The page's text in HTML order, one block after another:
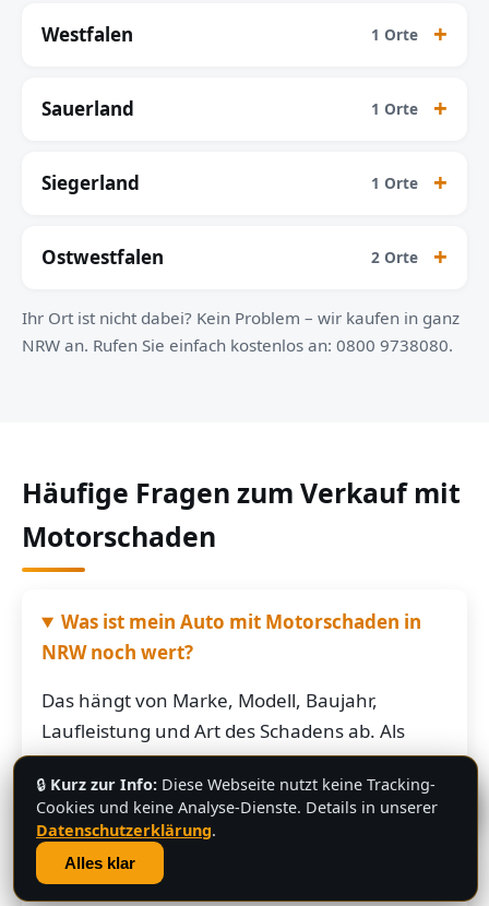
Westfalen 1 Orte
Sauerland 1 Orte
Siegerland 1 Orte
Ostwestfalen 2 Orte
Ihr Ort ist nicht dabei? Kein Problem – wir kaufen in ganz
NRW an. Rufen Sie einfach kostenlos an: 0800 9738080.
Häufige Fragen zum Verkauf mit
Motorschaden
Was ist mein Auto mit Motorschaden in
NRW noch wert?
Das hängt von Marke, Modell, Baujahr,
Laufleistung und Art des Schadens ab. Als
grobe Richtung: Fahrzeuge mit Motorschaden
bringen je nach Restwert der Karosserie und
der Teile oft noch mehrere hundert bis
mehrere tausend Euro. Schicken Sie uns die
Fahrzeugdaten – Sie bekommen von uns eine
💬
🔒 Kurz zur Info: Diese Webseite nutzt keine Tracking-
Cookies und keine Analyse-Dienste. Details in unserer
Datenschutzerklärung.
Alles klar